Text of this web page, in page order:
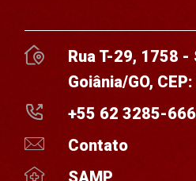
Rua T-29, 1758 -
Goiânia/GO,
+55 62 3285-
Contato
SAMP